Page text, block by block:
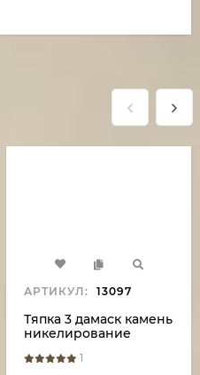
АРТИКУЛ: 13097
Тяпка 3 дамаск камень
никелирование
1